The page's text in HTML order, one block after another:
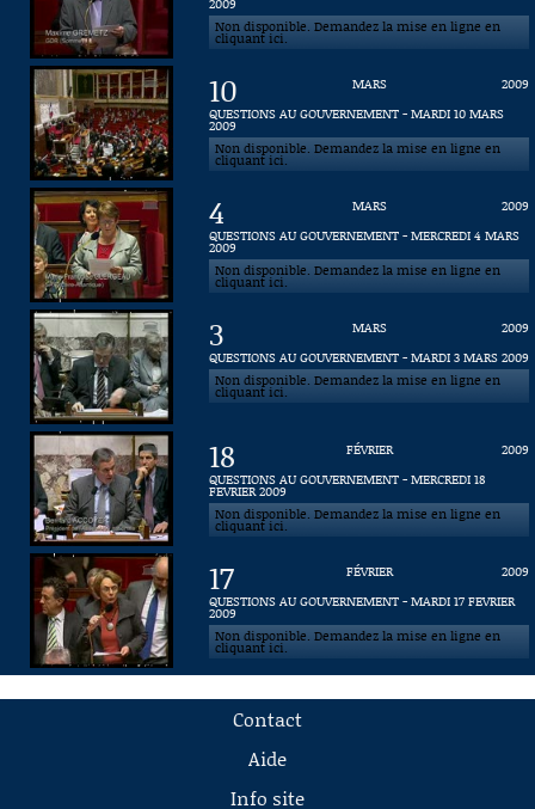
Non disponible. Demandez la mise en ligne en
cliquant ici.
10 MARS
2009
QUESTIONS AU GOUVERNEMENT - MARDI 10 MARS
2009
Non disponible. Demandez la mise en ligne en
cliquant ici.
4 MARS
2009
QUESTIONS AU GOUVERNEMENT - MERCREDI 4 MARS
2009
Non disponible. Demandez la mise en ligne en
cliquant ici.
3 MARS
2009
QUESTIONS AU GOUVERNEMENT - MARDI 3 MARS 2009
Non disponible. Demandez la mise en ligne en
cliquant ici.
18 FÉVRIER
2009
QUESTIONS AU GOUVERNEMENT - MERCREDI 18
FEVRIER 2009
Non disponible. Demandez la mise en ligne en
cliquant ici.
17 FÉVRIER
2009
QUESTIONS AU GOUVERNEMENT - MARDI 17 FEVRIER
2009
Non disponible. Demandez la mise en ligne en
cliquant ici.
Contact
Aide
Info site